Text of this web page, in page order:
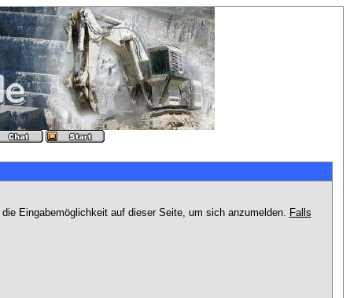
Eingabemöglichkeit auf dieser Seite, um sich anzumelden. Falls